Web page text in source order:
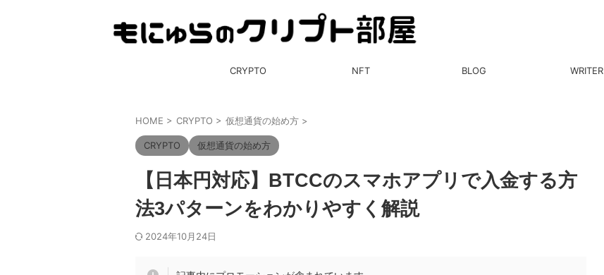
CRYPTO NFT BLOG WRITER
HOME > CRYPTO > 仮想通貨の始め方 >
CRYPTO 仮想通貨の始め方
【日本円対応】BTCCのスマホアプリで入金する方
法3パターンをわかりやすく解説
2024年10月24日